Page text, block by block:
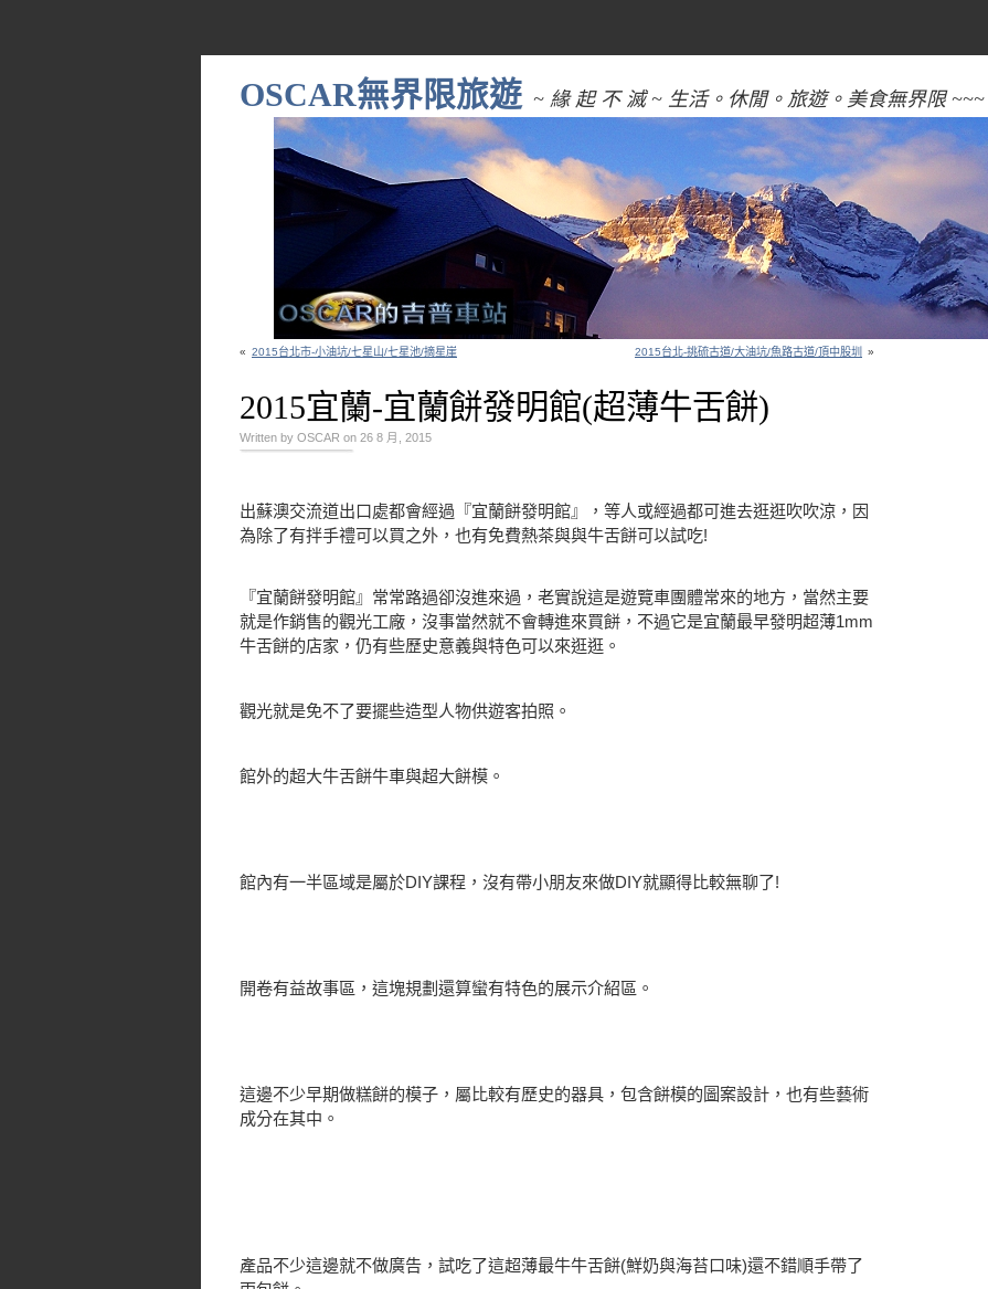
OSCAR無界限旅遊 ~ 緣 起 不 滅 ~ 生活。休閒。旅遊。美食無界限 ~~~
« 2015台北市-小油坑/七星山/七星池/摘星崖 2015台北-挑硫古道/大油坑/魚路古道/頂中股圳 »
2015宜蘭-宜蘭餅發明館(超薄牛舌餅)
Written by OSCAR on 26 8 月, 2015
出蘇澳交流道出口處都會經過『宜蘭餅發明館』，等人或經過都可進去逛逛吹吹涼，因
為除了有拌手禮可以買之外，也有免費熱茶與與牛舌餅可以試吃!
『宜蘭餅發明館』常常路過卻沒進來過，老實說這是遊覽車團體常來的地方，當然主要
就是作銷售的觀光工廠，沒事當然就不會轉進來買餅，不過它是宜蘭最早發明超薄1mm
牛舌餅的店家，仍有些歷史意義與特色可以來逛逛。
觀光就是免不了要擺些造型人物供遊客拍照。
館外的超大牛舌餅牛車與超大餅模。
館內有一半區域是屬於DIY課程，沒有帶小朋友來做DIY就顯得比較無聊了!
開卷有益故事區，這塊規劃還算蠻有特色的展示介紹區。
這邊不少早期做糕餅的模子，屬比較有歷史的器具，包含餅模的圖案設計，也有些藝術
成分在其中。
產品不少這邊就不做廣告，試吃了這超薄最牛牛舌餅(鮮奶與海苔口味)還不錯順手帶了